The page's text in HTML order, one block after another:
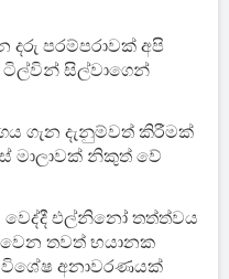
දරු පරම්පරාවක් අපි
සිල්වාගෙන්
ගැන දැනුම්වත් කිරීමක්
මාලාවක් නිකුත් වේ
වෙද්දී එල්නිනෝ තත්ත්වය
තවත් භයානක
විශේෂ අනාවරණයක්